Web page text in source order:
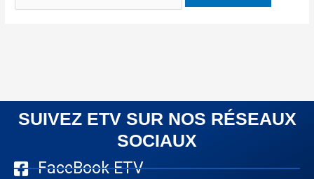
SUIVEZ ETV SUR NOS RÉSEAUX
SOCIAUX
FaceBook ETV